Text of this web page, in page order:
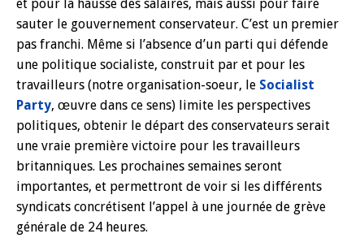
et pour la hausse des salaires, mais aussi pour faire
sauter le gouvernement conservateur. C’est un premier
pas franchi. Même si l’absence d’un parti qui défende
une politique socialiste, construit par et pour les
travailleurs (notre organisation-soeur, le Socialist
Party, œuvre dans ce sens) limite les perspectives
politiques, obtenir le départ des conservateurs serait
une vraie première victoire pour les travailleurs
britanniques. Les prochaines semaines seront
importantes, et permettront de voir si les différents
syndicats concrétisent l’appel à une journée de grève
générale de 24 heures.